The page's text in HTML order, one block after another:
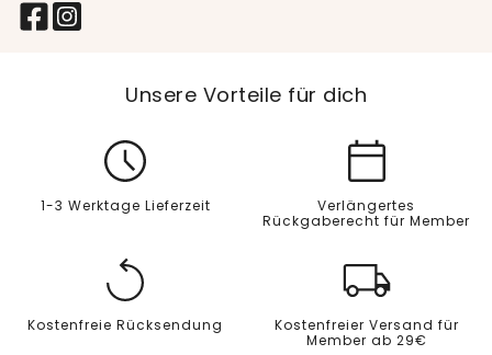
Unsere Vorteile für dich
1-3 Werktage Lieferzeit
Verlängertes
Rückgaberecht für Member
Kostenfreie Rücksendung
Kostenfreier Versand für
Member ab 29€